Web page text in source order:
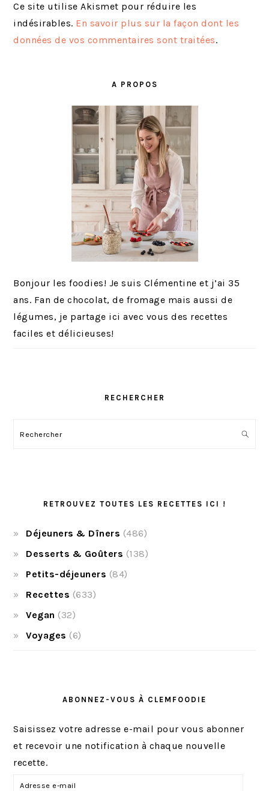
Ce site utilise Akismet pour réduire les
indésirables. En savoir plus sur la façon dont les
données de vos commentaires sont traitées.
A PROPOS
Bonjour les foodies! Je suis Clémentine et j’ai 35
ans. Fan de chocolat, de fromage mais aussi de
légumes, je partage ici avec vous des recettes
faciles et délicieuses!
RECHERCHER
Rechercher
RETROUVEZ TOUTES LES RECETTES ICI !
Déjeuners & Dîners (486)
Desserts & Goûters (138)
Petits-déjeuners (84)
Recettes (633)
Vegan (32)
Voyages (6)
ABONNEZ-VOUS À CLEMFOODIE
Saisissez votre adresse e-mail pour vous abonner
et recevoir une notification à chaque nouvelle
recette.